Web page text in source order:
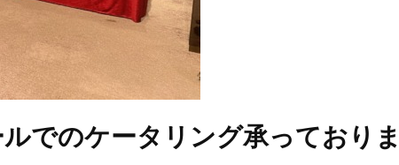
でのケータリング承っており